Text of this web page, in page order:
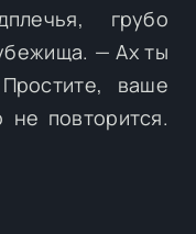
грубо
— Ах ты
ваше
не повторится.